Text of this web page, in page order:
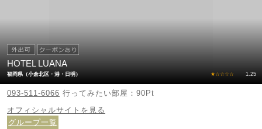
HOTEL LUANA
福岡県（小倉北区・港・日明） ★☆☆☆☆ 1.25
093-511-6066 行ってみたい部屋：90Pt
オフィシャルサイトを見る
グループ一覧